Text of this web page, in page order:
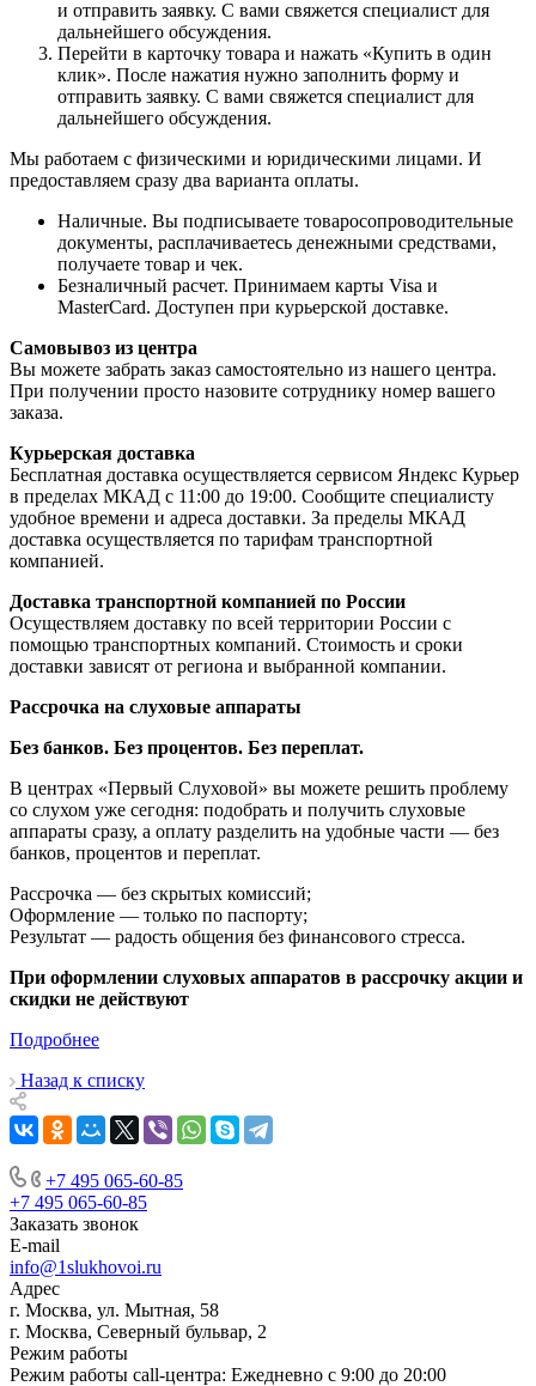
и отправить заявку. С вами свяжется специалист для
дальнейшего обсуждения.
Перейти в карточку товара и нажать «Купить в один
клик». После нажатия нужно заполнить форму и
отправить заявку. С вами свяжется специалист для
дальнейшего обсуждения.
Мы работаем с физическими и юридическими лицами. И
предоставляем сразу два варианта оплаты.
Наличные. Вы подписываете товаросопроводительные
документы, расплачиваетесь денежными средствами,
получаете товар и чек.
Безналичный расчет. Принимаем карты Visa и
MasterCard. Доступен при курьерской доставке.
Самовывоз из центра
Вы можете забрать заказ самостоятельно из нашего центра.
При получении просто назовите сотруднику номер вашего
заказа.
Курьерская доставка
Бесплатная доставка осуществляется сервисом Яндекс Курьер
в пределах МКАД с 11:00 до 19:00. Сообщите специалисту
удобное времени и адреса доставки. За пределы МКАД
доставка осуществляется по тарифам транспортной
компанией.
Доставка транспортной компанией по России
Осуществляем доставку по всей территории России с
помощью транспортных компаний. Стоимость и сроки
доставки зависят от региона и выбранной компании.
Рассрочка на слуховые аппараты
Без банков. Без процентов. Без переплат.
В центрах «Первый Слуховой» вы можете решить проблему
со слухом уже сегодня: подобрать и получить слуховые
аппараты сразу, а оплату разделить на удобные части — без
банков, процентов и переплат.
Рассрочка — без скрытых комиссий;
Оформление — только по паспорту;
Результат — радость общения без финансового стресса.
При оформлении слуховых аппаратов в рассрочку акции и
скидки не действуют
Подробнее
Назад к списку
+7 495 065-60-85
+7 495 065-60-85
Заказать звонок
E-mail
info@1slukhovoi.ru
Адрес
г. Москва, ул. Мытная, 58
г. Москва, Северный бульвар, 2
Режим работы
Режим работы call-центра: Ежедневно с 9:00 до 20:00